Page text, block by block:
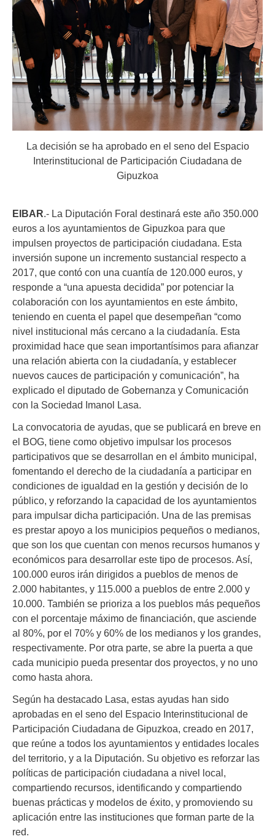
La decisión se ha aprobado en el seno del Espacio
Interinstitucional de Participación Ciudadana de
Gipuzkoa
EIBAR.- La Diputación Foral destinará este año 350.000
euros a los ayuntamientos de Gipuzkoa para que
impulsen proyectos de participación ciudadana. Esta
inversión supone un incremento sustancial respecto a
2017, que contó con una cuantía de 120.000 euros, y
responde a “una apuesta decidida” por potenciar la
colaboración con los ayuntamientos en este ámbito,
teniendo en cuenta el papel que desempeñan “como
nivel institucional más cercano a la ciudadanía. Esta
proximidad hace que sean importantísimos para afianzar
una relación abierta con la ciudadanía, y establecer
nuevos cauces de participación y comunicación”, ha
explicado el diputado de Gobernanza y Comunicación
con la Sociedad Imanol Lasa.
La convocatoria de ayudas, que se publicará en breve en
el BOG, tiene como objetivo impulsar los procesos
participativos que se desarrollan en el ámbito municipal,
fomentando el derecho de la ciudadanía a participar en
condiciones de igualdad en la gestión y decisión de lo
público, y reforzando la capacidad de los ayuntamientos
para impulsar dicha participación. Una de las premisas
es prestar apoyo a los municipios pequeños o medianos,
que son los que cuentan con menos recursos humanos y
económicos para desarrollar este tipo de procesos. Así,
100.000 euros irán dirigidos a pueblos de menos de
2.000 habitantes, y 115.000 a pueblos de entre 2.000 y
10.000. También se prioriza a los pueblos más pequeños
con el porcentaje máximo de financiación, que asciende
al 80%, por el 70% y 60% de los medianos y los grandes,
respectivamente. Por otra parte, se abre la puerta a que
cada municipio pueda presentar dos proyectos, y no uno
como hasta ahora.
Según ha destacado Lasa, estas ayudas han sido
aprobadas en el seno del Espacio Interinstitucional de
Participación Ciudadana de Gipuzkoa, creado en 2017,
que reúne a todos los ayuntamientos y entidades locales
del territorio, y a la Diputación. Su objetivo es reforzar las
políticas de participación ciudadana a nivel local,
compartiendo recursos, identificando y compartiendo
buenas prácticas y modelos de éxito, y promoviendo su
aplicación entre las instituciones que forman parte de la
red.